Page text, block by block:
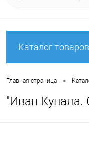
Каталог товаров
Главная страница •
"Иван Купала.